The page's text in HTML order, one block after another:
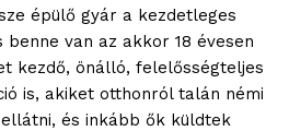
épülő gyár a kezdetleges
benne van az akkor 18 évesen
kezdő, önálló, felelősségteljes
is, akiket otthonról talán némi
és inkább ők küldtek